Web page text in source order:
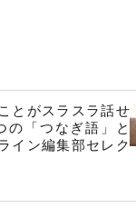
とがスラスラ話せ
の「つなぎ語」と
イン編集部セレク